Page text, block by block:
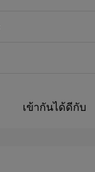
เข้ากันได้ดีกับ